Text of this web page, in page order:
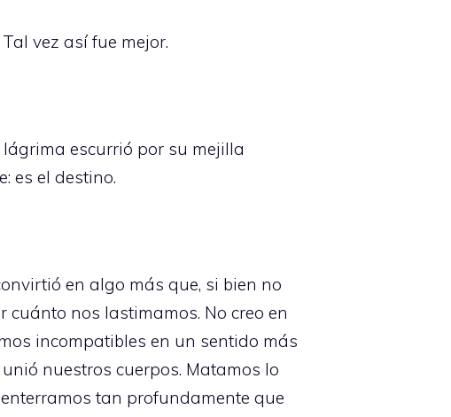
vez así fue mejor.
escurrió por su mejilla
es el destino.
en algo más que, si bien no
nos lastimamos. No creo en
incompatibles en un sentido más
nuestros cuerpos. Matamos lo
tan profundamente que